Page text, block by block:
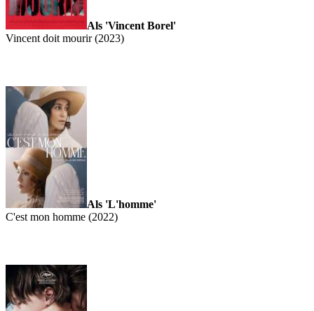
Als 'Vincent Borel'
Vincent doit mourir (2023)
Als 'L'homme'
C'est mon homme (2022)